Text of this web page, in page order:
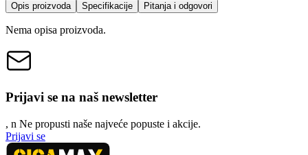
Opis proizvoda Specifikacije Pitanja i odgovori
Nema opisa proizvoda.
Prijavi se na naš newsletter
, n Ne propusti naše najveće popuste i akcije.
Prijavi se